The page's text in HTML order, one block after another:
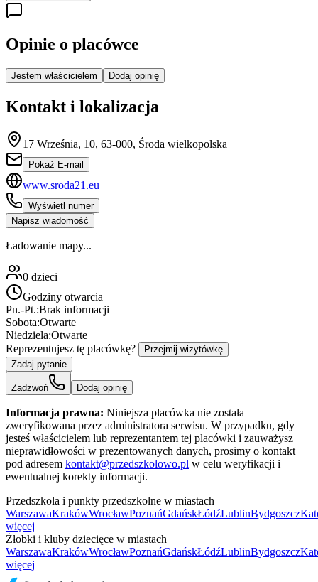
Opinie o placówce
Jestem właścicielem Dodaj opinię
Kontakt i lokalizacja
17 Września, 10, 63-000, Środa wielkopolska
Pokaż E-mail
www.sroda21.eu
Wyświetl numer
Napisz wiadomość
Ładowanie mapy...
0 dzieci
Godziny otwarcia
Pn.-Pt.:Brak informacji
Sobota:Otwarte
Niedziela:Otwarte
Reprezentujesz tę placówkę?
Przejmij wizytówkę
Zadaj pytanie
Zadzwoń Dodaj opinię
Informacja prawna: Niniejsza placówka nie została
zweryfikowana przez administratora serwisu. W przypadku, gdy
jesteś właścicielem lub reprezentantem tej placówki i zauważysz
nieprawidłowości w prezentowanych danych, prosimy o kontakt
pod adresem kontakt@przedszkolowo.pl w celu weryfikacji i
ewentualnej korekty informacji.
Przedszkola i punkty przedszkolne w miastach
WarszawaKrakówWrocławPoznańGdańskŁódźLublinBydgoszcz
więcej
Żłobki i kluby dziecięce w miastach
WarszawaKrakówWrocławPoznańGdańskŁódźLublinBydgoszcz
więcej